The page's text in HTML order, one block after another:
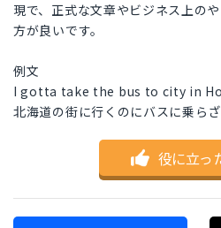
現で、正式な文章やビジネス上の
方が良いです。
例文
I gotta take the bus to city in
北海道の街に行くのにバスに乗らざ
役に立っ